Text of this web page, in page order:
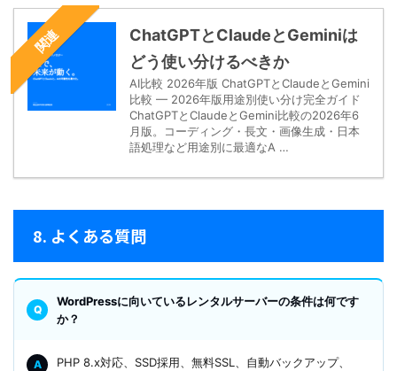
関連
ChatGPTとClaudeとGeminiは
どう使い分けるべきか
AI比較 2026年版 ChatGPTとClaudeとGemini
比較 — 2026年版用途別使い分け完全ガイド
ChatGPTとClaudeとGemini比較の2026年6
月版。コーディング・長文・画像生成・日本
語処理など用途別に最適なA …
8. よくある質問
WordPressに向いているレンタルサーバーの条件は何です
か？
PHP 8.x対応、SSD採用、無料SSL、自動バックアップ、